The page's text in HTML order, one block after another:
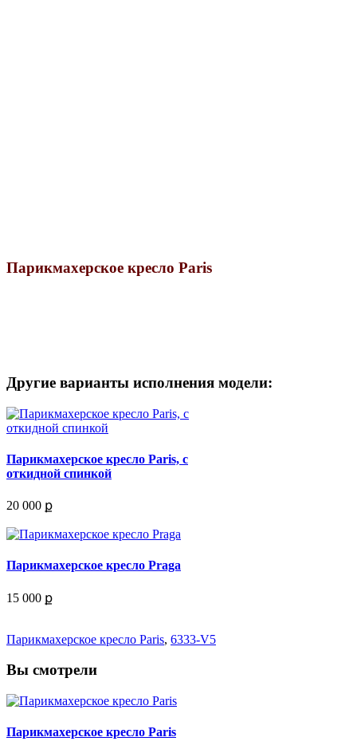
Парикмахерское кресло Paris
Другие варианты исполнения модели:
Парикмахерское кресло Paris, с
откидной спинкой
20 000 ք
Парикмахерское кресло Praga
15 000 ք
Парикмахерское кресло Paris, 6333-V5
Вы смотрели
Парикмахерское кресло Paris